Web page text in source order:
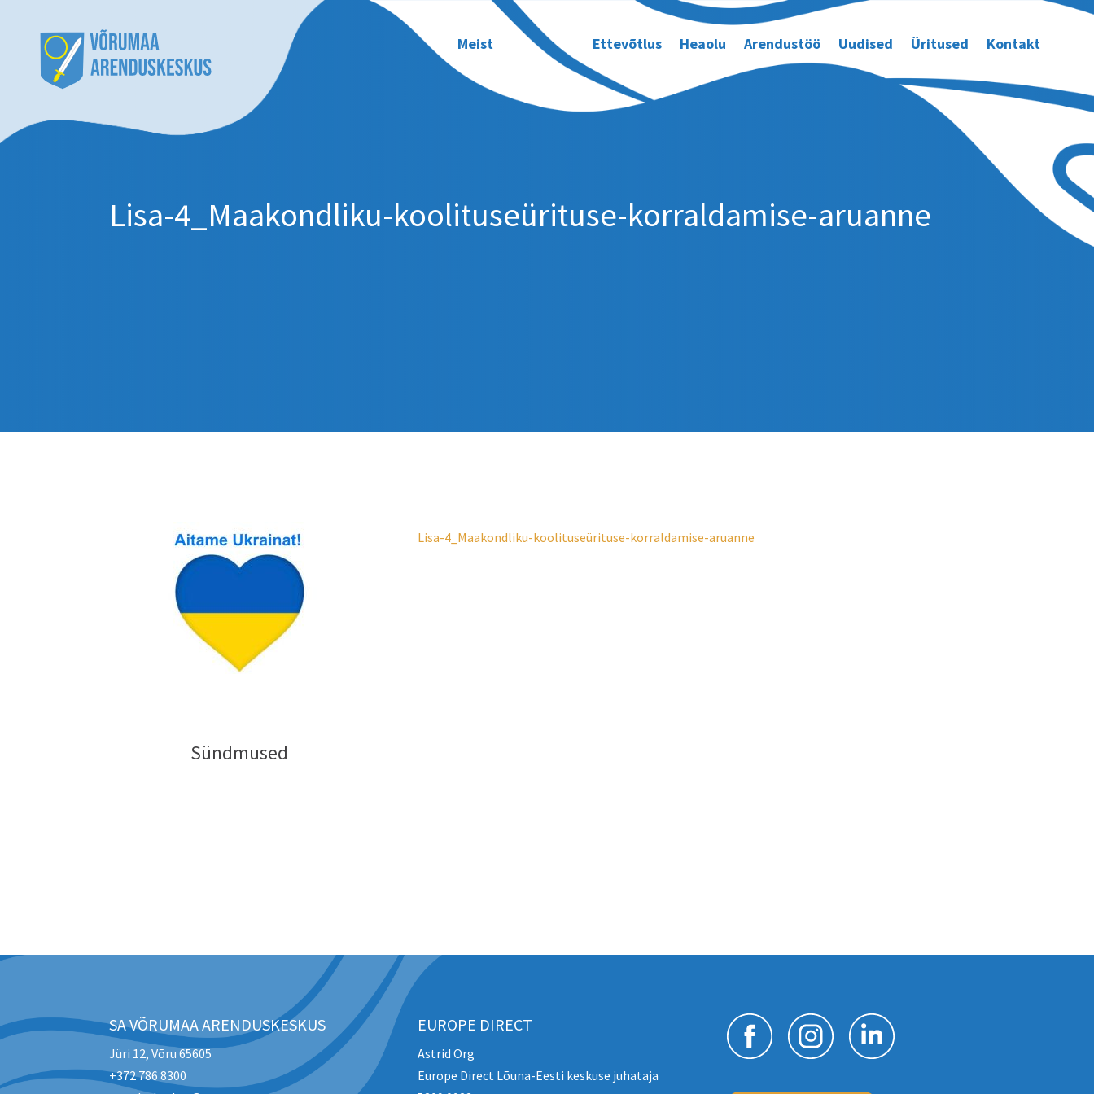
Meist Ettevõtlus Heaolu Arendustöö Uudised Üritused Kontakt
Lisa-4_Maakondliku-koolituseürituse-korraldamise-aruanne
Lisa-4_Maakondliku-koolituseürituse-korraldamise-aruanne
Sündmused
SA VÕRUMAA ARENDUSKESKUS
Jüri 12, Võru 65605
+372 786 8300
EUROPE DIRECT
Astrid Org
Europe Direct Lõuna-Eesti keskuse juhataja